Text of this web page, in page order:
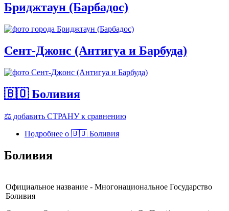
Бриджтаун (Барбадос)
Сент-Джонс (Антигуа и Барбуда)
🇧🇴 Боливия
⚖️ добавить СТРАНУ к сравнению
Подробнее о 🇧🇴 Боливия
Боливия
Официальное название - Многонациональное Государство
Боливия